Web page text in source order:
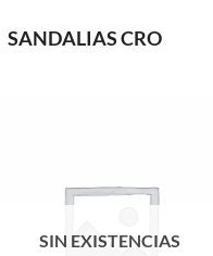
SANDALIAS CRO
SIN EXISTENCIAS